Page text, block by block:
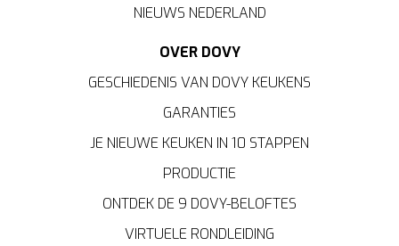
NIEUWS NEDERLAND
OVER DOVY
GESCHIEDENIS VAN DOVY KEUKENS
GARANTIES
JE NIEUWE KEUKEN IN 10 STAPPEN
PRODUCTIE
ONTDEK DE 9 DOVY-BELOFTES
VIRTUELE RONDLEIDING